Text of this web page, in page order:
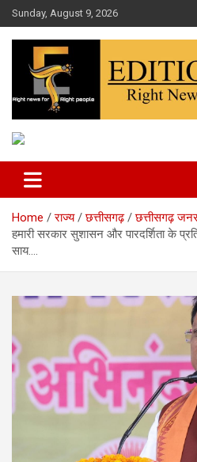
Skip
to
content
Sunday, August 9, 2026
Edition Today
Home राज्य छत्तीसगढ़
छत्तीसगढ़
हमारी सरकार सुशासन और पारदर्शिता के
साय….